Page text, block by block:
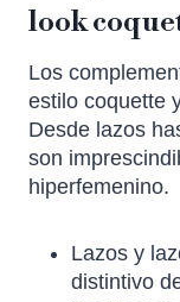
look
Los
estilo coquette
Desde lazos
son
hiperfemenino.
Lazos y
distintivo